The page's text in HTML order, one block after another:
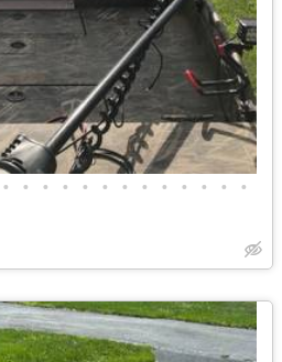
• • • • • • • • • • • • •